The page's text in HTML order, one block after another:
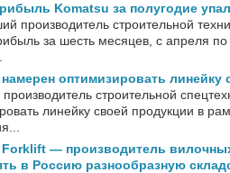
Komatsu за полугодие
производитель строительной
за шесть месяцев, с апреля
оптимизировать линейку
строительной
линейку своей продукции в
— производитель
в Россию разнообразную